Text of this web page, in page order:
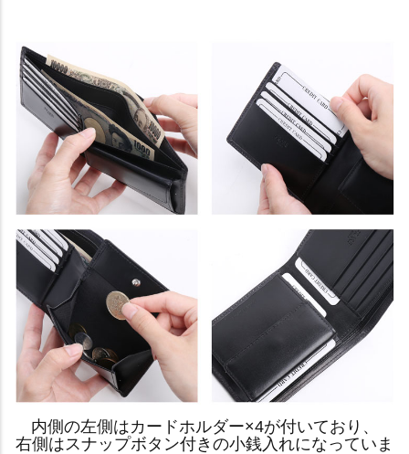
内側の左側はカードホルダー×4が付いており、
右側はスナップボタン付きの小銭入れになっていま